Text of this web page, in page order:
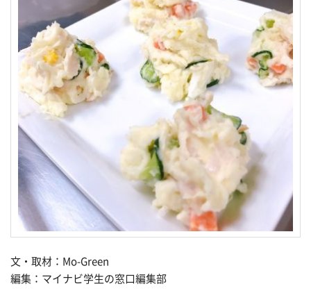
文・取材：Mo-Green
編集：マイナビ学生の窓口編集部